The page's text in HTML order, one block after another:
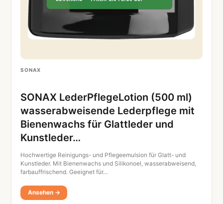
SONAX
SONAX LederPflegeLotion (500 ml)
wasserabweisende Lederpflege mit
Bienenwachs für Glattleder und
Kunstleder…
Hochwertige Reinigungs- und Pflegeemulsion für Glatt- und
Kunstleder. Mit Bienenwachs und Silikonoel, wasserabweisend,
farbauffrischend. Geeignet für…
Ansehen →